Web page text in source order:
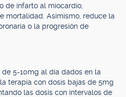
de infarto al miocardio,
mortalidad. Asimismo, reduce la
o la progresión de
5-10mg al día dados en la
terapia con dosis bajas de 5mg
las dosis con intervalos de